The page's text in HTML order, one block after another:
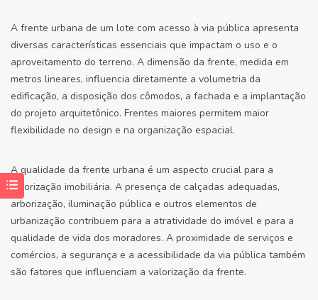
A frente urbana de um lote com acesso à via pública apresenta
diversas características essenciais que impactam o uso e o
aproveitamento do terreno. A dimensão da frente, medida em
metros lineares, influencia diretamente a volumetria da
edificação, a disposição dos cômodos, a fachada e a implantação
do projeto arquitetônico. Frentes maiores permitem maior
flexibilidade no design e na organização espacial.
A qualidade da frente urbana é um aspecto crucial para a
valorização imobiliária. A presença de calçadas adequadas,
arborização, iluminação pública e outros elementos de
urbanização contribuem para a atratividade do imóvel e para a
qualidade de vida dos moradores. A proximidade de serviços e
comércios, a segurança e a acessibilidade da via pública também
são fatores que influenciam a valorização da frente.